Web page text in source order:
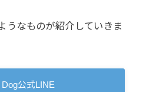
うなものが紹介していきま
公式LINE